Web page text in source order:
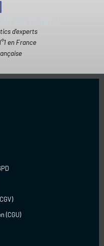
d'experts
en France
(CGU)